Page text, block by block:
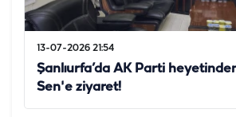
13-07-2026 21:54
Şanlıurfa’da AK Parti
Sen'e ziyaret!